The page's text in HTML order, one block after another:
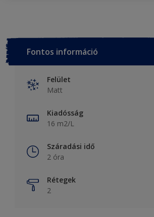
Fontos információ
Felület
Matt
Kiadósság
16 m2/L
Száradási idő
2 óra
Rétegek
2